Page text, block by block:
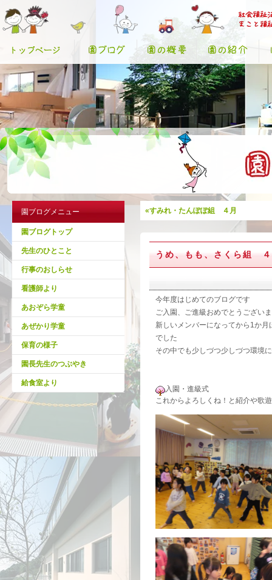
園ブログメニュー
園ブログトップ
先生のひとこと
行事のおしらせ
看護師より
あおぞら学童
あぜかり学童
保育の様子
園長先生のつぶやき
給食室より
«すみれ・たんぽぽ組 ４月
うめ、もも、さくら組
今年度はじめてのブログです
ご入園、ご進級おめでとうござい
新しいメンバーになってから 1か月
でした
その中でも少しづつ少しづつ環境
入園・進級式
これからよろしくね！と紹介や歌